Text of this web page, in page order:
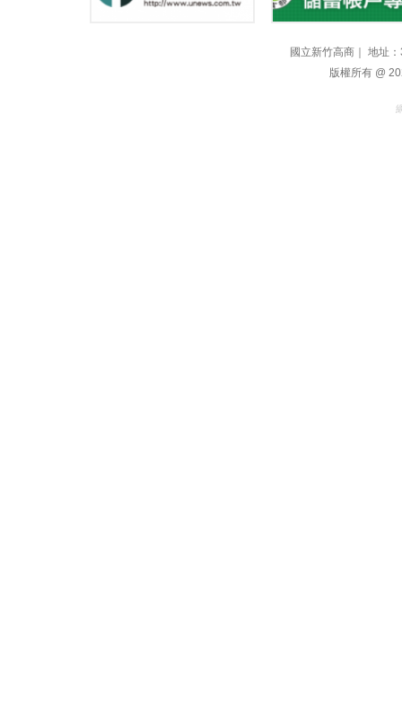
國立新竹高商｜ 地址
版權所有 @